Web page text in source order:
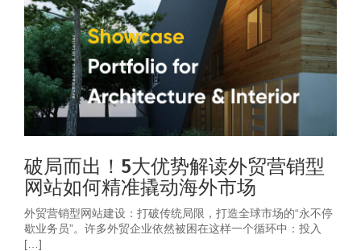
破局而出！5大优势解读外贸营销型
网站如何精准撬动海外市场
外贸营销型网站建设：打破传统局限，打造全球市场的“永不停
歇业务员”。许多外贸企业依然被困在这样一个循环中：投入
[…]